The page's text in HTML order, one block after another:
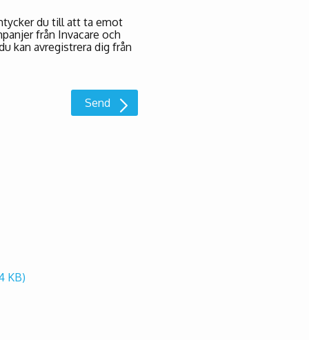
du till att ta emot
från Invacare och
kan avregistrera dig från
KB)